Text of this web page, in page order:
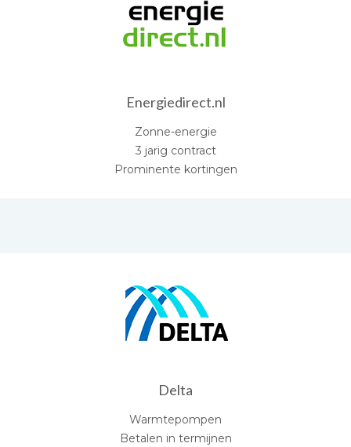
Energiedirect.nl
Zonne-energie
3 jarig contract
Prominente kortingen
Delta
Warmtepompen
Betalen in termijnen